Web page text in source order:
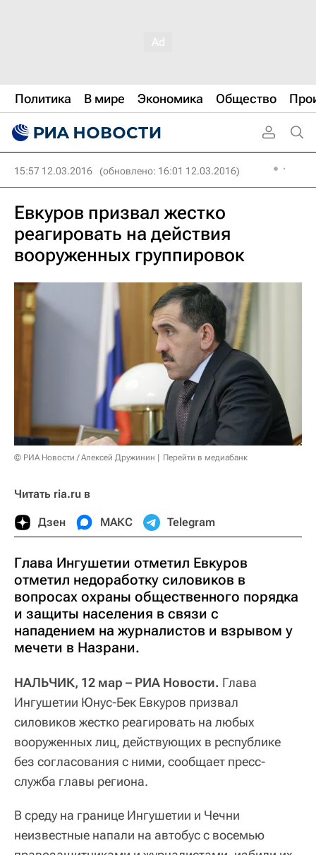
Политика В мире Экономика Общество
15:57 12.03.2016 (обновлено: 16:01 12.03.2016)
Евкуров призвал жестко
реагировать на действия
вооруженных группировок
© РИА Новости / Алексей Дружинин Перейти в медиабанк
Читать ria.ru в
Дзен МАКС Telegram
Глава Ингушетии отметил Евкуров
отметил недоработку силовиков в
вопросах охраны общественного порядка
и защиты населения в связи с
нападением на журналистов и взрывом у
мечети в Назрани.
НАЛЬЧИК, 12 мар – РИА Новости. Глава
Ингушетии Юнус-Бек Евкуров призвал
силовиков жестко реагировать на любых
вооруженных лиц, действующих в республике
без согласования с ними, сообщает пресс-
служба главы региона.
В среду на границе Ингушетии и Чечни
неизвестные напали на автобус с восемью